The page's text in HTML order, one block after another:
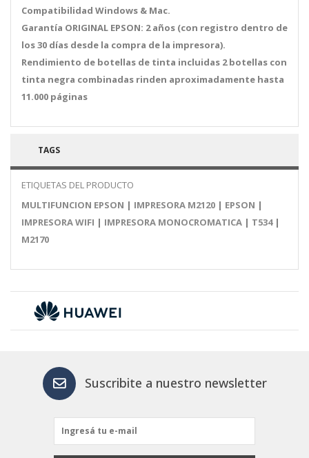
Compatibilidad Windows & Mac.
Garantía ORIGINAL EPSON: 2 años (con registro dentro de
los 30 días desde la compra de la impresora).
Rendimiento de botellas de tinta incluidas 2 botellas con
tinta negra combinadas rinden aproximadamente hasta
11.000 páginas
TAGS
ETIQUETAS DEL PRODUCTO
MULTIFUNCION EPSON | IMPRESORA M2120 | EPSON |
IMPRESORA WIFI | IMPRESORA MONOCROMATICA | T534|
M2170
Suscribite a nuestro newsletter